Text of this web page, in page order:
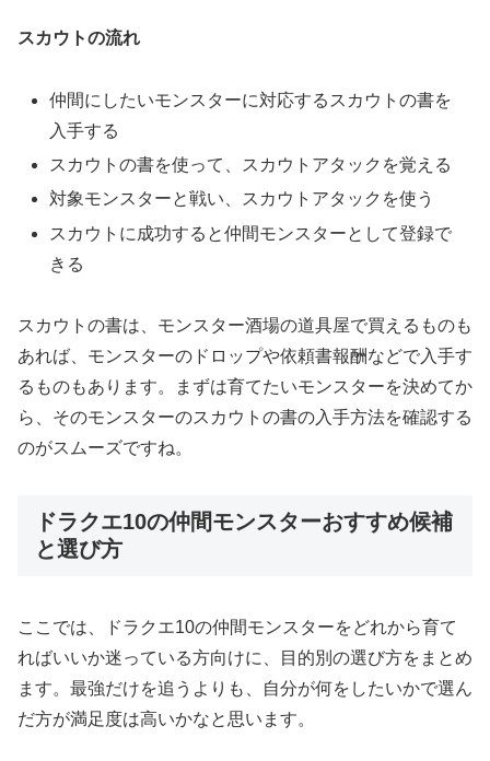
スカウトの流れ
仲間にしたいモンスターに対応するスカウトの書を
入手する
スカウトの書を使って、スカウトアタックを覚える
対象モンスターと戦い、スカウトアタックを使う
スカウトに成功すると仲間モンスターとして登録で
きる
スカウトの書は、モンスター酒場の道具屋で買えるものも
あれば、モンスターのドロップや依頼書報酬などで入手す
るものもあります。まずは育てたいモンスターを決めてか
ら、そのモンスターのスカウトの書の入手方法を確認する
のがスムーズですね。
ドラクエ10の仲間モンスターおすすめ候補
と選び方
ここでは、ドラクエ10の仲間モンスターをどれから育て
ればいいか迷っている方向けに、目的別の選び方をまとめ
ます。最強だけを追うよりも、自分が何をしたいかで選ん
だ方が満足度は高いかなと思います。